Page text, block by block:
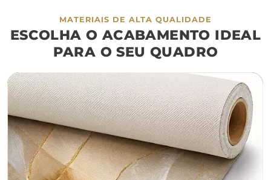
móvel de referência
sofá cama
largura aproximada
160cm 200cm
280cm 320cm
MATERIAIS DE ALTA QUALIDADE
ESCOLHA O ACABAMENTO IDEAL
PARA O SEU QUADRO